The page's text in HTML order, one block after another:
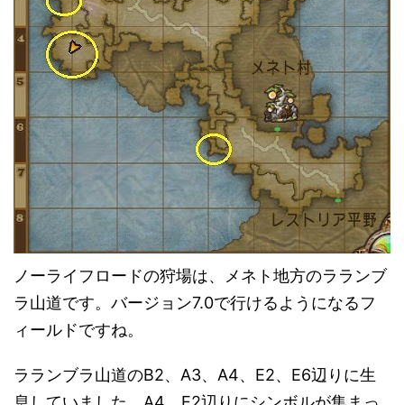
ノーライフロードの狩場は、メネト地方のラランブ
ラ山道です。バージョン7.0で行けるようになるフ
ィールドですね。
ラランブラ山道のB2、A3、A4、E2、E6辺りに生